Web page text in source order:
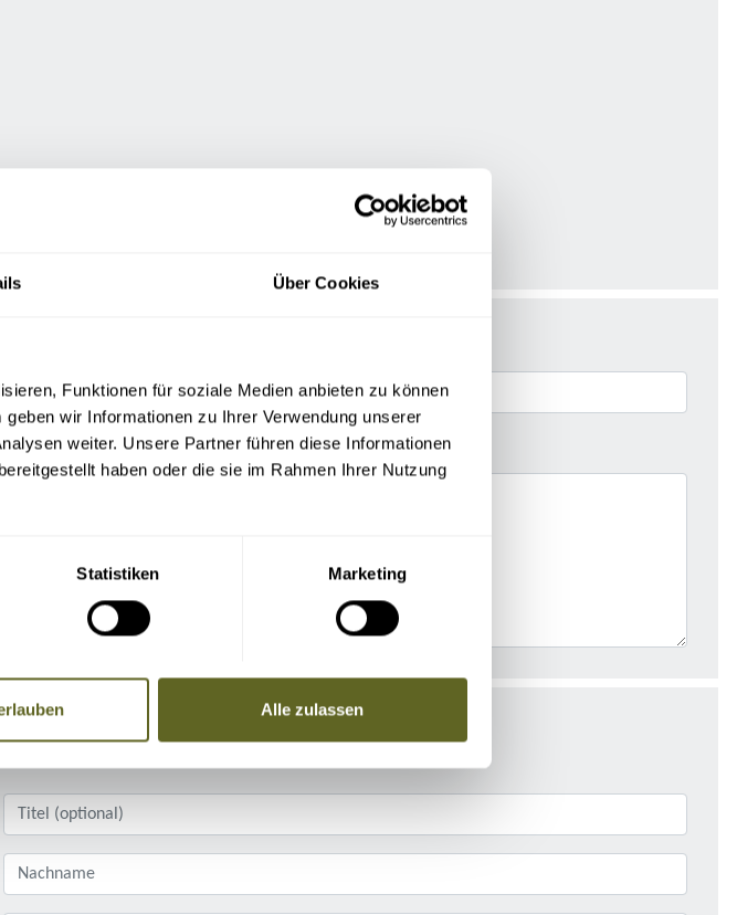
Über Cookies
Funktionen für soziale Medien anbieten zu können
wir Informationen zu Ihrer Verwendung unserer
weiter. Unsere Partner führen diese Informationen
haben oder die sie im Rahmen Ihrer Nutzung
Statistiken Marketing
Alle zulassen